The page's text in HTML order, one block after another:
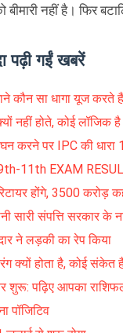
बीमारी नहीं है। फिर
पढ़ी गईं खबरें
कौन सा धागा यूज करते हैं
नहीं होते, कोई लॉजिक
करने पर IPC की धारा
11th EXAM
होंगे, 3500 करोड़
सारी संपत्ति सरकार के
ने लड़की का रेप किया
होता है, कोई संकेत है
शुरू: पढ़िए आपका
पॉजिटिव